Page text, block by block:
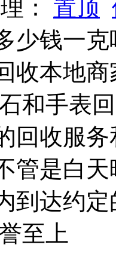
： 置顶
少钱一
收本地
和手表
回收服
管是白
到达约
至上